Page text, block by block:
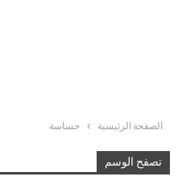
الصفحة الرئيسية حساسة
تصفح الوسم